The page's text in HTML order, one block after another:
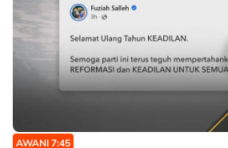
AWANI 7:45